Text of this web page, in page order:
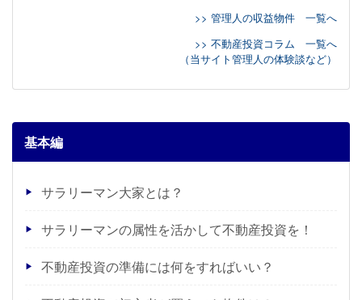
>> 管理人の収益物件 一覧へ
>> 不動産投資コラム 一覧へ
（当サイト管理人の体験談など）
基本編
サラリーマン大家とは？
サラリーマンの属性を活かして不動産投資を！
不動産投資の準備には何をすればいい？